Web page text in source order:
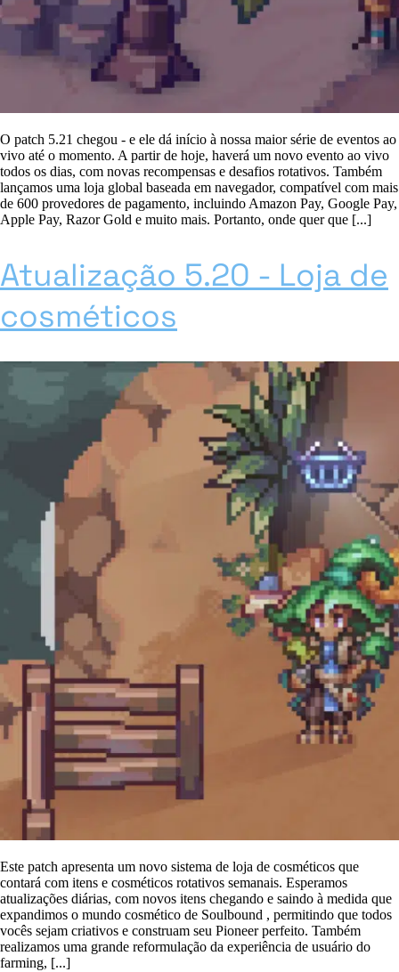
O patch 5.21 chegou - e ele dá início à nossa maior série de eventos ao
vivo até o momento. A partir de hoje, haverá um novo evento ao vivo
todos os dias, com novas recompensas e desafios rotativos. Também
lançamos uma loja global baseada em navegador, compatível com mais
de 600 provedores de pagamento, incluindo Amazon Pay, Google Pay,
Apple Pay, Razor Gold e muito mais. Portanto, onde quer que [...]
Atualização 5.20 - Loja de
cosméticos
Este patch apresenta um novo sistema de loja de cosméticos que
contará com itens e cosméticos rotativos semanais. Esperamos
atualizações diárias, com novos itens chegando e saindo à medida que
expandimos o mundo cosmético de Soulbound , permitindo que todos
vocês sejam criativos e construam seu Pioneer perfeito. Também
realizamos uma grande reformulação da experiência de usuário do
farming, [...]